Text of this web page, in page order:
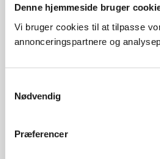
Denne hjemmeside bruger
Vi bruger cookies til at tilpasse
annonceringspartnere og
Nødvendig
Præferencer